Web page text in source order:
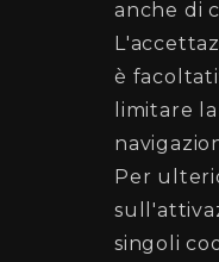
anche di
è
limitare
Per
singoli